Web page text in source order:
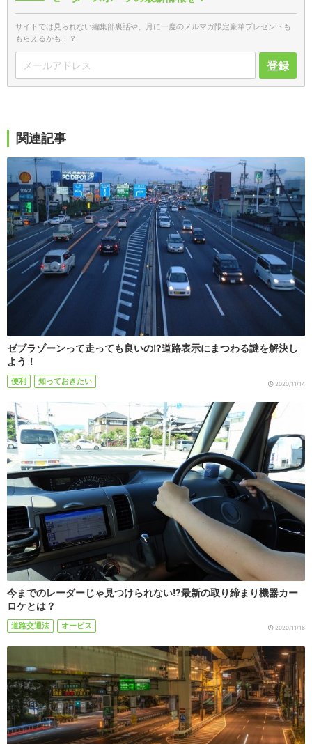
サイトでは見られない編集部裏話や、月に一度のメルマガ限定豪華プレゼントも
もらえるかも！？
登録
関連記事
ゼブラゾーンって走っても良いの!?道路表示にまつわる謎を解決し
よう！
便利 知っておきたい 2020/11/14
今までのレーダーじゃ見つけられない!?最新の取り締まり機器カー
ロケとは？
道路交通法 オービス 2020/11/16